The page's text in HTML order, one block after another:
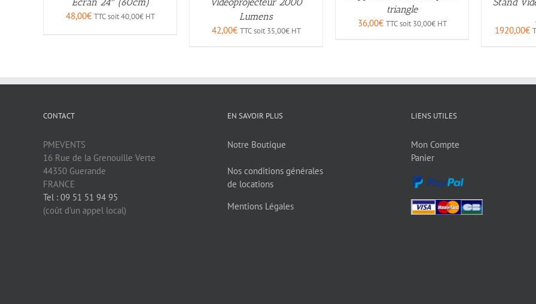
Ecran 24″ (60cm)
48,00€ TTC soit40,00€HT
Vidéoprojecteur 2000
Lumens
42,00€ TTC soit 35,00€HT
triangle
36,00€ TTC soit 30,00€HT
1920,00€
CONTACT
PMEVENTS
16 Rue de la Grenouille Verte
44350 Guerande
FRANCE
Tel : 09 51 51 94 95
(coût d’un appel local)
EN SAVOIR PLUS
Notre Boutique
Nos conditions générales
de locations
Mentions Légales
LIENS UTILES
Mon Compte
Panier